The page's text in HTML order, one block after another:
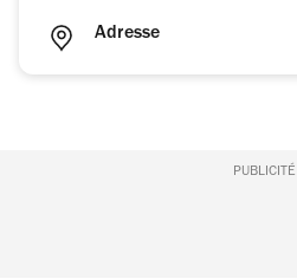
Adresse
PUBLICITÉ